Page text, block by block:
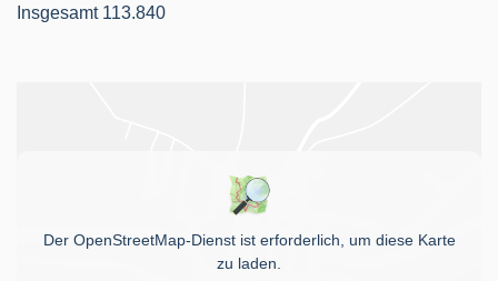
Insgesamt 113.840
Der OpenStreetMap-Dienst ist erforderlich, um diese Karte
zu laden.